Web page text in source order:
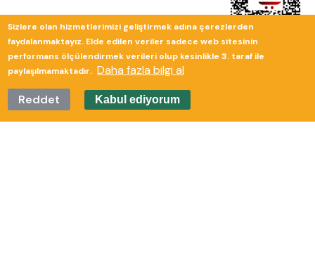
Sizlere olan hizmetlerimizi geliştirmek adına çerezlerden
faydalanmaktayız. Elde edilen veriler sadece web sitesinin
performans ölçülendirmek verileri olup kesinlikle 3. taraf ile
paylaşılmamaktadır. Daha fazla bilgi al
Reddet
Kabul ediyorum